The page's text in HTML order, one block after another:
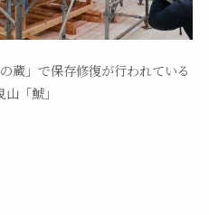
蔵」で保存修復が行われている
「鯱」